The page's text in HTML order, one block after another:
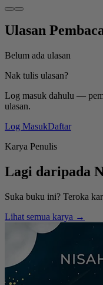
Ulasan
Belum ada ulasan
Nak tulis ulasan?
Log masuk dahulu —
ulasan.
Log MasukDaftar
Karya Penulis
Lagi daripada
Suka buku ini? Teroka
Lihat semua karya →